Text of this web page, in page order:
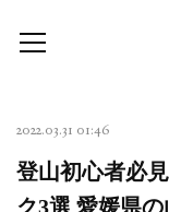
2022.03.31 01:46
登山初心者必
ク3選 愛媛県